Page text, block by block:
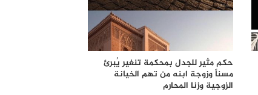
حكم مثير للجدل بمحكمة تنغير يُبرئ
مسناً وزوجة ابنه من تهم الخيانة
الزوجية وزنا المحارم